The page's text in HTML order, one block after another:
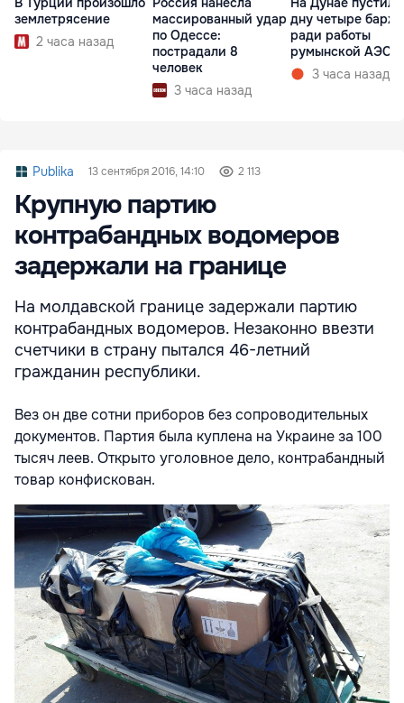
землетрясение
2 часа назад
массированный удар
по Одессе:
пострадали 8
человек
3 часа назад
дну четыре
ради работы
румынской АЭС
3 часа назад
Publika 13 сентября 2016, 14:10 2 113
Крупную партию
контрабандных водомеров
задержали на границе
На молдавской границе задержали партию
контрабандных водомеров. Незаконно ввезти
счетчики в страну пытался 46-летний
гражданин республики.
Вез он две сотни приборов без сопроводительных
документов. Партия была куплена на Украине за 100
тысяч леев. Открыто уголовное дело, контрабандный
товар конфискован.